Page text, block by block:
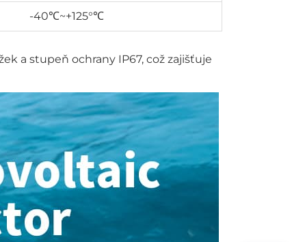
-40℃~+125°℃
a stupeň ochrany IP67, což zajišťuje